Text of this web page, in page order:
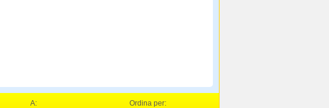
A: Ordina per: